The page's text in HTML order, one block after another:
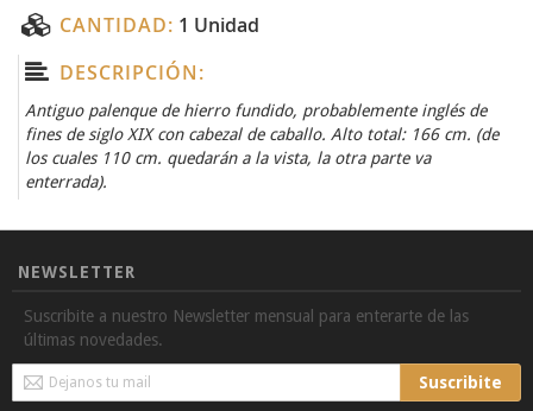
CANTIDAD: 1 Unidad
DESCRIPCIÓN:
Antiguo palenque de hierro fundido, probablemente inglés de
fines de siglo XIX con cabezal de caballo. Alto total: 166 cm. (de
los cuales 110 cm. quedarán a la vista, la otra parte va
enterrada).
the
images
gallery
NEWSLETTER
Suscribite a nuestro Newsletter mensual para enterarte de las
últimas novedades.
Sign
Up
Suscribite